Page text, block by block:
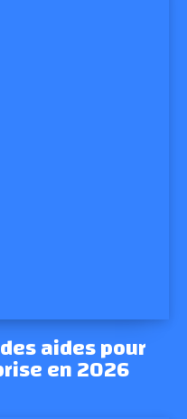
aides pour
en 2026